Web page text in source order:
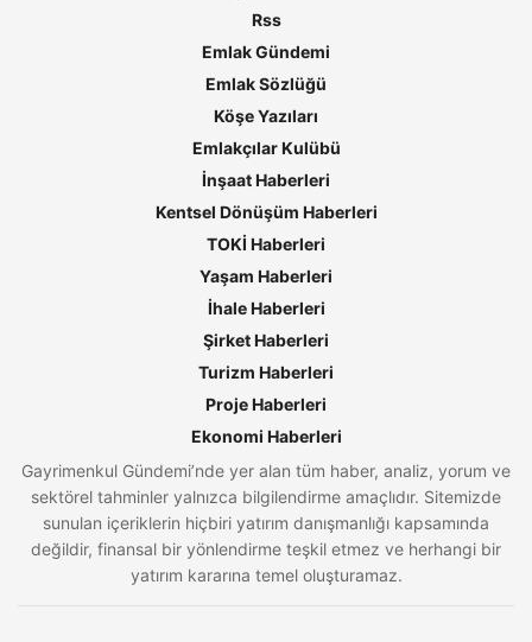
Rss
Emlak Gündemi
Emlak Sözlüğü
Köşe Yazıları
Emlakçılar Kulübü
İnşaat Haberleri
Kentsel Dönüşüm Haberleri
TOKİ Haberleri
Yaşam Haberleri
İhale Haberleri
Şirket Haberleri
Turizm Haberleri
Proje Haberleri
Ekonomi Haberleri
Gayrimenkul Gündemi’nde yer alan tüm haber, analiz, yorum ve
sektörel tahminler yalnızca bilgilendirme amaçlıdır. Sitemizde
sunulan içeriklerin hiçbiri yatırım danışmanlığı kapsamında
değildir, finansal bir yönlendirme teşkil etmez ve herhangi bir
yatırım kararına temel oluşturamaz.